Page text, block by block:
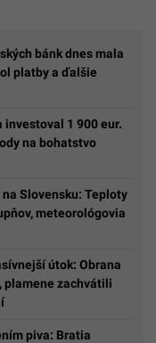
bánk dnes mala
platby a ďalšie
investoval 1 900 eur.
na bohatstvo
Slovensku: Teploty
meteorológovia
útok: Obrana
plamene zachvátili
piva: Bratia